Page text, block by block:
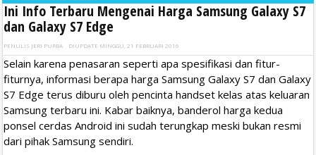
Ini Info Terbaru Mengenai Harga Samsung Galaxy S7
dan Galaxy S7 Edge
PENULIS JERI PURBA DIUPDATE MINGGU, 21 FEBRUARI 2016
Selain karena penasaran seperti apa spesifikasi dan fitur-
fiturnya, informasi berapa harga Samsung Galaxy S7 dan Galaxy
S7 Edge terus diburu oleh pencinta handset kelas atas keluaran
Samsung terbaru ini. Kabar baiknya, banderol harga kedua
ponsel cerdas Android ini sudah terungkap meski bukan resmi
dari pihak Samsung sendiri.